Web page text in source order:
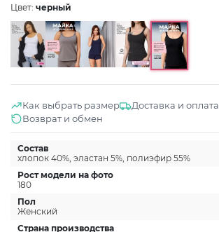
Цвет: черный
Как выбрать размер
Доставка и оплата
Возврат и обмен
Состав
хлопок 40%, эластан 5%, полиэфир 55%
Рост модели на фото
180
Пол
Женский
Страна производства